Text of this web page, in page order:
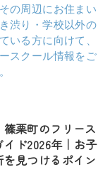
の周辺にお住まい
渋り・学校以外の
いる方に向けて、
スクール情報をご
篠栗町のフリース
ド2026年｜お子
見つけるポイン